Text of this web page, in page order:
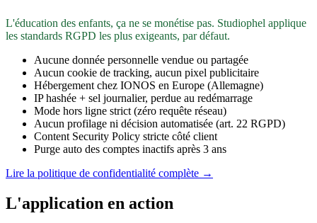
L'éducation des enfants, ça ne se monétise pas. Studiophel applique
les standards RGPD les plus exigeants, par défaut.
Aucune donnée personnelle vendue ou partagée
Aucun cookie de tracking, aucun pixel publicitaire
Hébergement chez IONOS en Europe (Allemagne)
IP hashée + sel journalier, perdue au redémarrage
Mode hors ligne strict (zéro requête réseau)
Aucun profilage ni décision automatisée (art. 22 RGPD)
Content Security Policy stricte côté client
Purge auto des comptes inactifs après 3 ans
Lire la politique de confidentialité complète →
L'application en action